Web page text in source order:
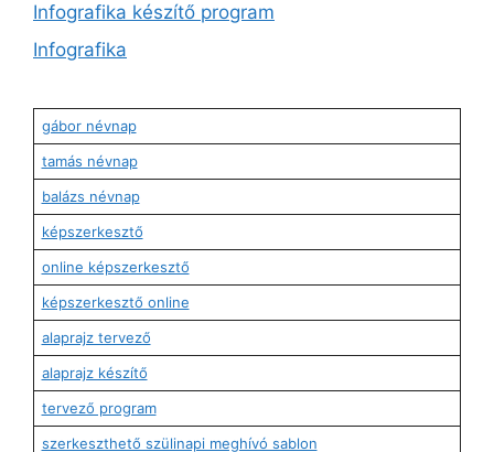
Infografika készítő program
Infografika
gábor névnap
tamás névnap
balázs névnap
képszerkesztő
online képszerkesztő
képszerkesztő online
alaprajz tervező
alaprajz készítő
tervező program
szerkeszthető szülinapi meghívó sablon